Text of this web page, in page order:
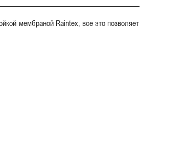
мембраной Raintex, все это позволяет